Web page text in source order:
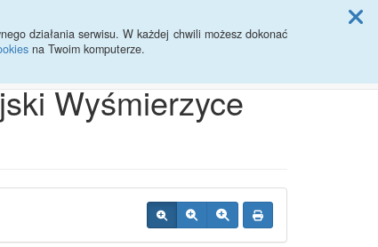
działania serwisu. W każdej chwili możesz dokonać
na Twoim komputerze.
Przycisk wyszukaj duży
Wyśmierzyce